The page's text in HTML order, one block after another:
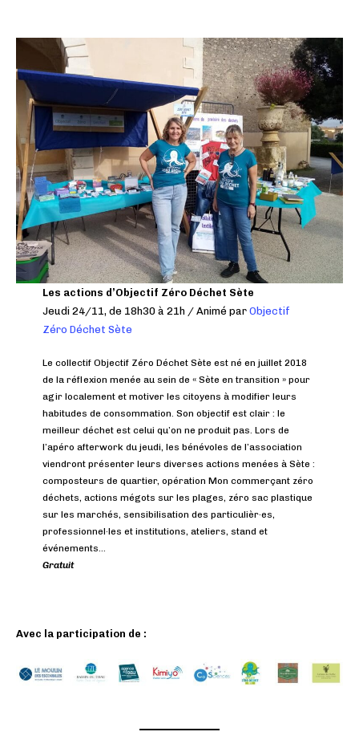
Les actions d’Objectif Zéro Déchet Sète
Jeudi 24/11, de 18h30 à 21h / Animé par Objectif
Zéro Déchet Sète
Le collectif Objectif Zéro Déchet Sète est né en juillet 2018
de la réflexion menée au sein de « Sète en transition » pour
agir localement et motiver les citoyens à modifier leurs
habitudes de consommation. Son objectif est clair : le
meilleur déchet est celui qu’on ne produit pas. Lors de
l’apéro afterwork du jeudi, les bénévoles de l’association
viendront présenter leurs diverses actions menées à Sète :
composteurs de quartier, opération Mon commerçant zéro
déchets, actions mégots sur les plages, zéro sac plastique
sur les marchés, sensibilisation des particulièr·es,
professionnel·les et institutions, ateliers, stand et
événements…
Gratuit
Avec la participation de :